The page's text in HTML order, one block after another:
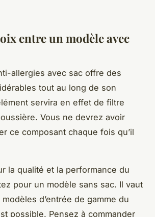
entre un modèle avec
allergies avec sac offre des
tout au long de son
servira en effet de filtre
Vous ne devrez avoir
ce composant chaque fois qu’il
la qualité et la performance du
pour un modèle sans sac. Il vaut
d’entrée de gamme du
possible. Pensez à commander